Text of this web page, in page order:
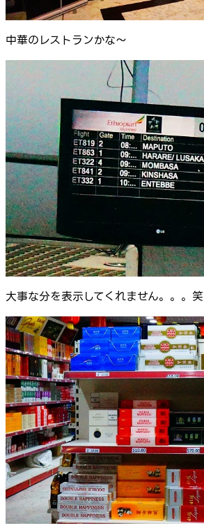
中華のレストランかな～
大事な分を表示してくれません。。。笑